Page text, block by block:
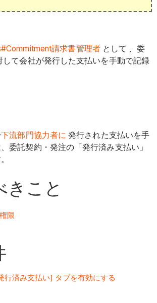
請求書管理者として 、委
して会社が発行した支払いを手動で記録
下流部門協力者に 発行された支払いを手
委託契約・発注の「発行済み支払い」
きこと
限
行済み支払い] タブを有効にする